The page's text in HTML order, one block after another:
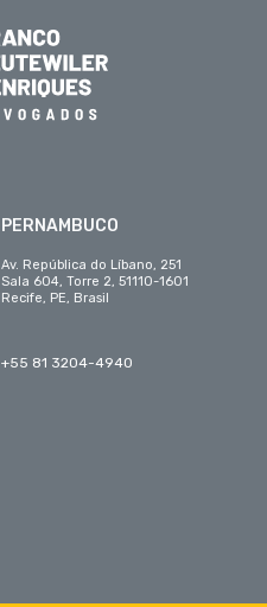
PERNAMBUCO
Av. República do Líbano, 251
Sala 604, Torre 2, 51110-1601
Recife, PE, Brasil
+55 81 3204-4940